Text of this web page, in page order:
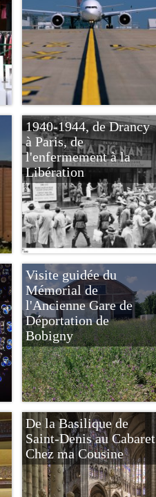
1940-1944, de Drancy
à Paris, de
l'enfermement à la
Libération
Visite guidée du
Mémorial de
l'Ancienne Gare de
Déportation de
Bobigny
De la Basilique de
Saint-Denis au Cabaret
Chez ma Cousine